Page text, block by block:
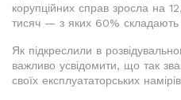
корупційних справ зросла на
тисяч — з яких 60% складають
Як підкреслили в
важливо усвідомити, що так
своїх експлуататорських